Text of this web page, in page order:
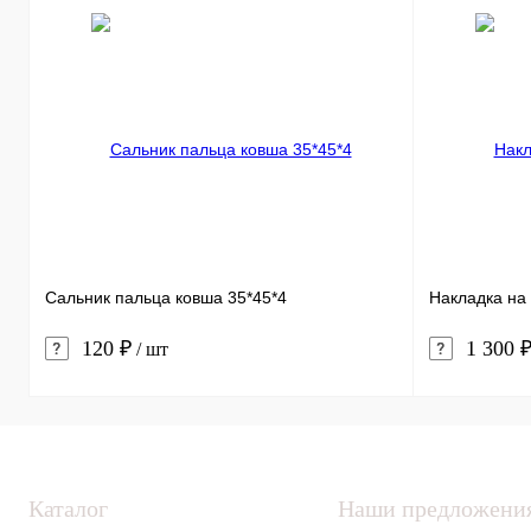
Сальник пальца ковша 35*45*4
120 ₽ / шт
Накладка
1 300 ₽
Каталог Наши